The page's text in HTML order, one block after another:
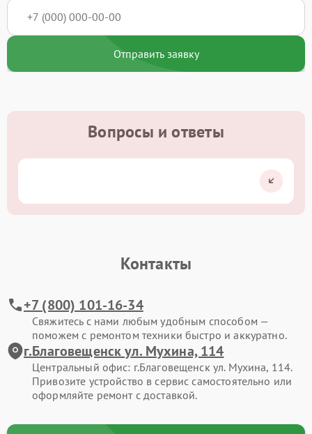
Отправить заявку
Вопросы и ответы
Контакты
+7 (800) 101-16-34
Свяжитесь с нами любым удобным способом —
поможем с ремонтом техники быстро и аккуратно.
г.Благовещенск ул. Мухина, 114
Центральный офис: г.Благовещенск ул. Мухина, 114.
Привозите устройство в сервис самостоятельно или
оформляйте ремонт с доставкой.